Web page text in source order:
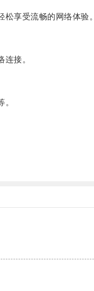
享受流畅的网络体验。
接。